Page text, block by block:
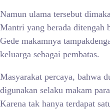
Namun ulama tersebut
Mantri yang berada ditengah
Gede makamnya
keluarga sebagai pembatas.
Masyarakat percaya, bahwa
digunakan selaku makam
Karena tak hanya terdapat